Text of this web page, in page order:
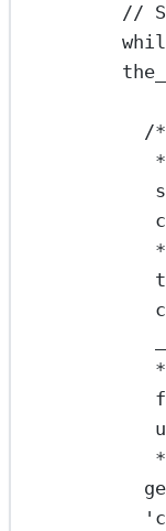
//
/*